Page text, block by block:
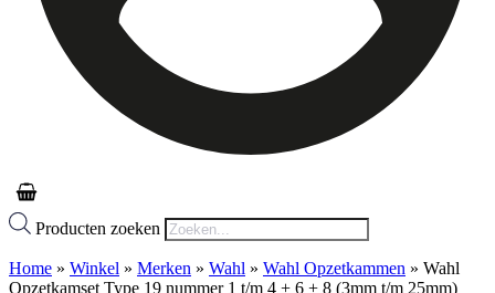
Producten zoeken
Home » Winkel » Merken » Wahl » Wahl Opzetkammen » Wahl
Opzetkamset Type 19 nummer 1 t/m 4 + 6 + 8 (3mm t/m 25mm)